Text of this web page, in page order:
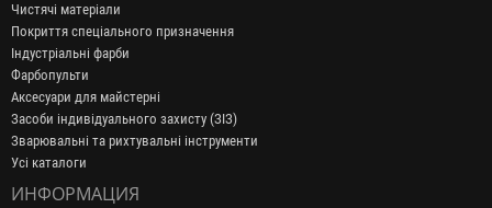
Чистячі матеріали
Покриття спеціального призначення
Індустріальні фарби
Фарбопульти
Аксесуари для майстерні
Засоби індивідуального захисту (ЗІЗ)
Зварювальні та рихтувальні інструменти
Усі каталоги
ИНФОРМАЦИЯ